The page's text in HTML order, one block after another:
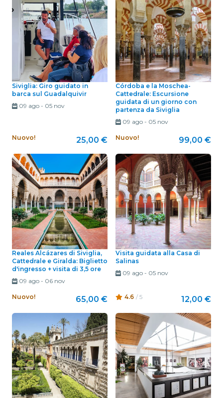
Siviglia: Giro guidato in
barca sul Guadalquivir
09 ago- 05 nov
Nuovo! 25,00 €
Córdoba e la Moschea-
Cattedrale: Escursione
guidata di un giorno con
partenza da Siviglia
09 ago- 05 nov
Nuovo! 99,00 €
Reales Alcázares di Siviglia,
Cattedrale e Giralda: Biglietto
d'ingresso + visita di 3,5 ore
09 ago- 06 nov
Nuovo! 65,00 €
Visita guidata alla Casa di
Salinas
09 ago- 05 nov
4.6 / 5 12,00 €